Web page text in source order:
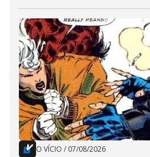
O VÍCIO / 07/08/2026